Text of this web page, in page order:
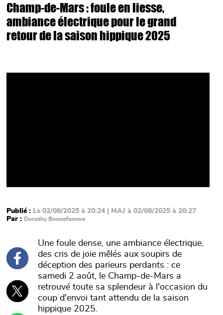
Champ-de-Mars : foule en liesse,
ambiance électrique pour le grand
retour de la saison hippique 2025
Publié : Le 02/08/2025 à 20:24 | MAJ à 02/08/2025 à 20:27
Par : Dorothy Bonnefemme
Une foule dense, une ambiance électrique,
des cris de joie mêlés aux soupirs de
déception des parieurs perdants : ce
samedi 2 août, le Champ-de-Mars a
retrouvé toute sa splendeur à l'occasion du
coup d'envoi tant attendu de la saison
hippique 2025.